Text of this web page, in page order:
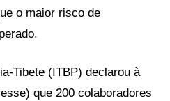
o maior risco de
Tibete (ITBP) declarou à
que 200 colaboradores